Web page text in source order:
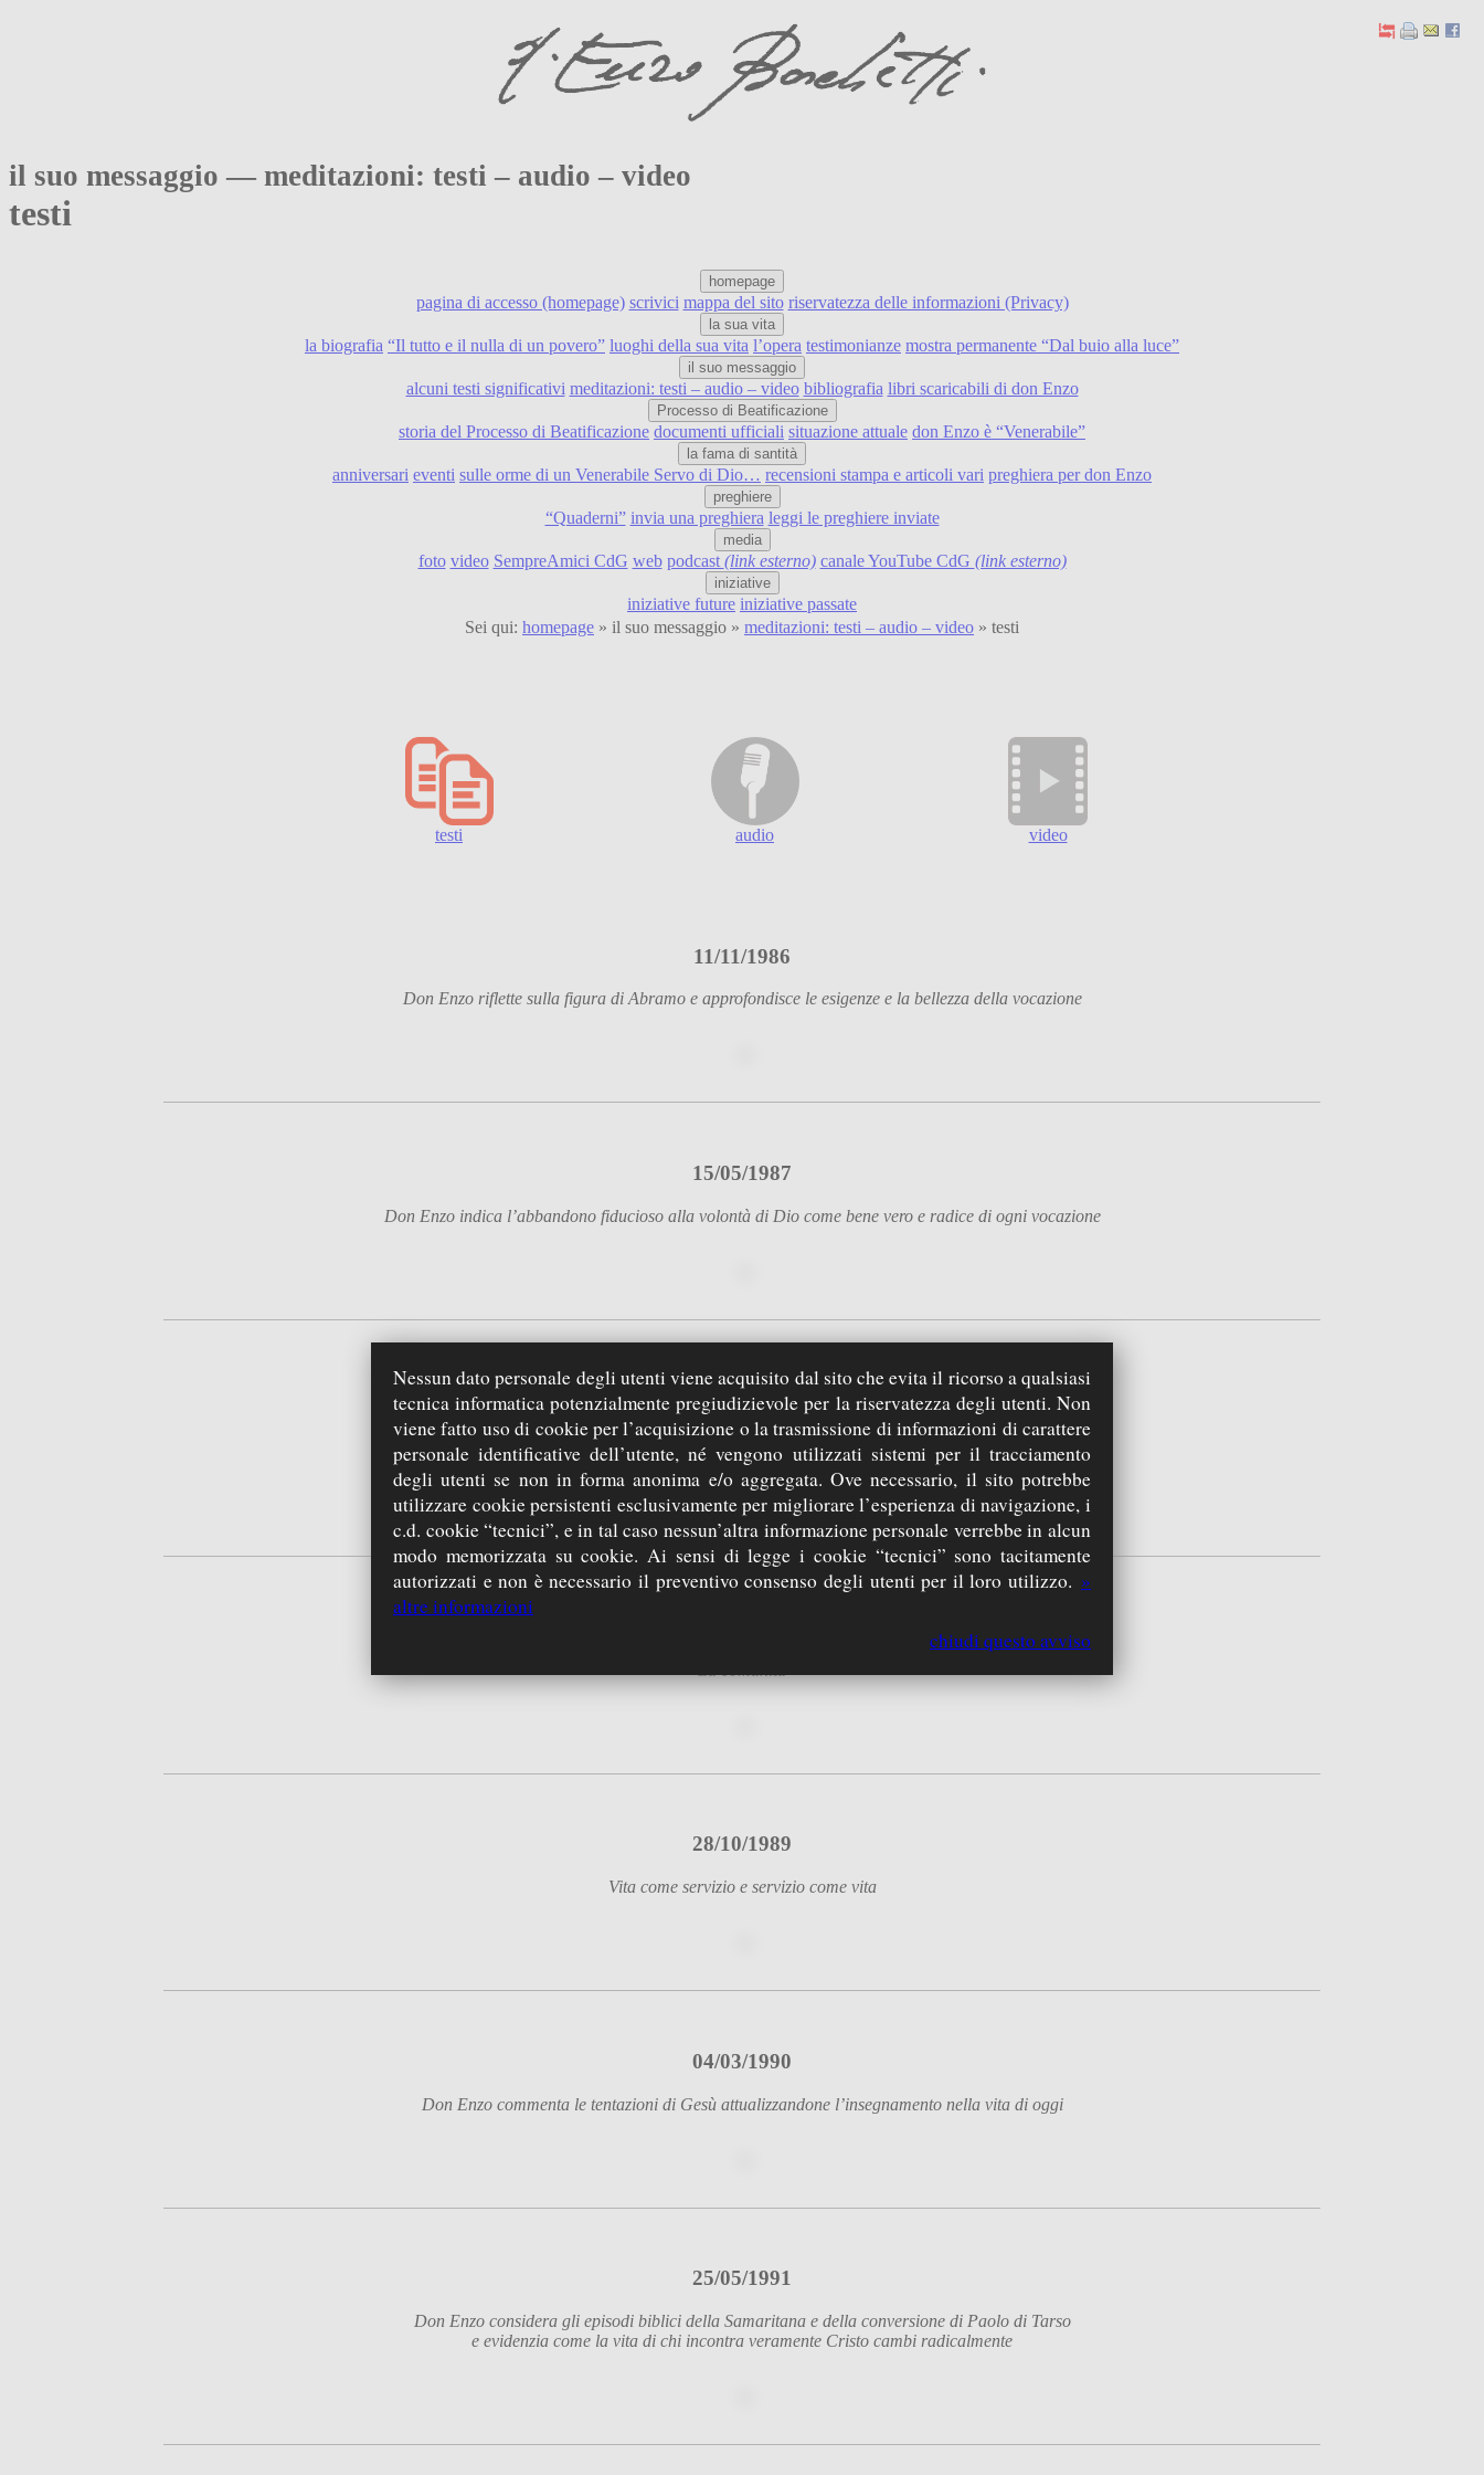
il suo messaggio — meditazioni: testi – audio – video
testi
homepage
pagina di accesso (homepage) scrivici mappa del sito riservatezza delle informazioni (Privacy)
la sua vita
la biografia “Il tutto e il nulla di un povero” luoghi della sua vita l’opera testimonianze mostra permanente “Dal buio alla luce”
il suo messaggio
alcuni testi significativi meditazioni: testi – audio – video bibliografia libri scaricabili di don Enzo
Processo di Beatificazione
storia del Processo di Beatificazione documenti ufficiali situazione attuale don Enzo è “Venerabile”
la fama di santità
anniversari eventi sulle orme di un Venerabile Servo di Dio… recensioni stampa e articoli vari preghiera per don Enzo
preghiere
“Quaderni” invia una preghiera leggi le preghiere inviate
media
foto video SempreAmici CdG web podcast (link esterno) canale YouTube CdG (link esterno)
iniziative
iniziative future iniziative passate
Sei qui: homepage » il suo messaggio » meditazioni: testi – audio – video » testi
testi audio video
11/11/1986
Don Enzo riflette sulla figura di Abramo e approfondisce le esigenze e la bellezza della vocazione
15/05/1987
Don Enzo indica l’abbandono fiducioso alla volontà di Dio come bene vero e radice di ogni vocazione
30/07/1988
Don Enzo sviluppa il tema dell’educazione a partire da Dio
che ci educa attraverso la storia sino a Gesù, modello di ogni educatore
28/10/1989
Vita come servizio e servizio come vita
04/03/1990
Don Enzo commenta le tentazioni di Gesù attualizzandone l’insegnamento nella vita di oggi
25/05/1991
Don Enzo considera gli episodi biblici della Samaritana e della conversione di Paolo di Tarso
e evidenzia come la vita di chi incontra veramente Cristo cambi radicalmente
Nessun dato personale degli utenti viene acquisito dal sito che evita il ricorso a qualsiasi
tecnica informatica potenzialmente pregiudizievole per la riservatezza degli utenti. Non
viene fatto uso di cookie per l’acquisizione o la trasmissione di informazioni di carattere
personale identificative dell’utente, né vengono utilizzati sistemi per il tracciamento
degli utenti se non in forma anonima e/o aggregata. Ove necessario, il sito potrebbe
utilizzare cookie persistenti esclusivamente per migliorare l’esperienza di navigazione, i
c.d. cookie “tecnici”, e in tal caso nessun’altra informazione personale verrebbe in alcun
modo memorizzata su cookie. Ai sensi di legge i cookie “tecnici” sono tacitamente
autorizzati e non è necessario il preventivo consenso degli utenti per il loro utilizzo. »
altre informazioni
chiudi questo avviso